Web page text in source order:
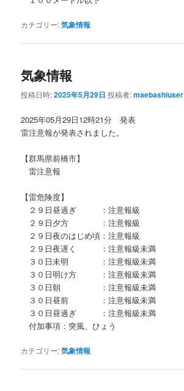
カテゴリー:気象情報
気象情報
投稿日時:2025年5月29日 投稿者:maebashiuser
2025年05月29日12時21分 発表
雷注意報が発表されました。
【群馬県前橋市】
雷注意報
【雷危険度】
２９日昼過ぎ ：注意報級
２９日夕方 ：注意報級
２９日夜のはじめ頃：注意報級
２９日夜遅く ：注意報級未満
３０日未明 ：注意報級未満
３０日明け方 ：注意報級未満
３０日朝 ：注意報級未満
３０日昼前 ：注意報級未満
３０日昼過ぎ ：注意報級未満
付加事項：突風、ひょう
カテゴリー:気象情報